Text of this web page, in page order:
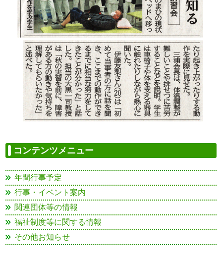
コンテンツメニュー
年間行事予定
行事・イベント案内
関連団体等の情報
福祉制度等に関する情報
その他お知らせ